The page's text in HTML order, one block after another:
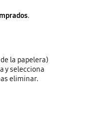
.
la papelera)
y selecciona
eliminar.